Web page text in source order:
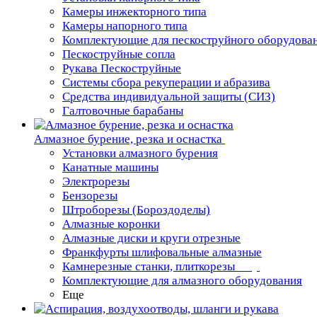
Камеры инжекторного типа
Камеры напорного типа
Комплектующие для пескоструйного
Пескоструйные сопла
Рукава Пескоструйные
Системы сбора рекуперации и абразива
Средства индивидуальной защиты (СИЗ)
Галтовочные барабаны
Алмазное бурение, резка и оснастка
Установки алмазного бурения
Канатные машины
Электрорезы
Бензорезы
Штроборезы (Бороздоделы)
Алмазные коронки
Алмазные диски и круги отрезные
Франкфурты шлифовальные алмазные
Камнерезные станки, плиткорезы
Комплектующие для алмазного оборудования
Еще